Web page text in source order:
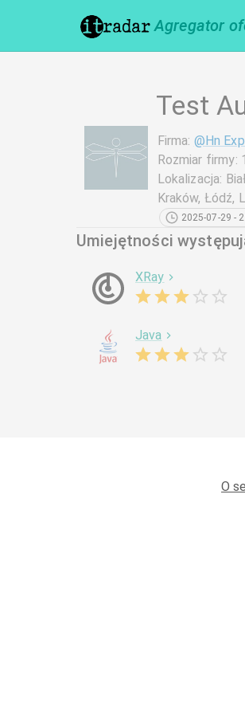
Agregator
Test
Firma: @Hn
Rozmiar firmy:
Lokalizacja:
Kraków, Łódź,
2025-07-29 -
Umiejętności
XRay
Java
O